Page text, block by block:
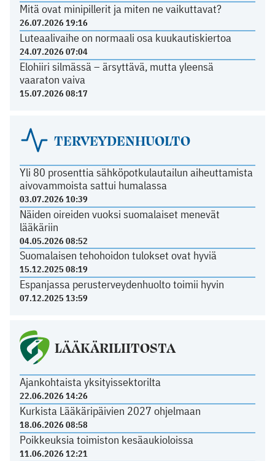
Mitä ovat minipillerit ja miten ne vaikuttavat?
26.07.2026 19:16
Luteaalivaihe on normaali osa kuukautiskiertoa
24.07.2026 07:04
Elohiiri silmässä – ärsyttävä, mutta yleensä
vaaraton vaiva
15.07.2026 08:17
TERVEYDENHUOLTO
Yli 80 prosenttia sähköpotkulautailun aiheuttamista
aivovammoista sattui humalassa
03.07.2026 10:39
Näiden oireiden vuoksi suomalaiset menevät
lääkäriin
04.05.2026 08:52
Suomalaisen tehohoidon tulokset ovat hyviä
15.12.2025 08:19
Espanjassa perusterveydenhuolto toimii hyvin
07.12.2025 13:59
LÄÄKÄRILIITOSTA
Ajankohtaista yksityissektorilta
22.06.2026 14:26
Kurkista Lääkäripäivien 2027 ohjelmaan
18.06.2026 08:58
Poikkeuksia toimiston kesäaukioloissa
11.06.2026 12:21